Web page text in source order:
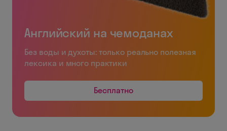
Английский на чемоданах
Без воды и духоты: только реально полезная
лексика и много практики
Бесплатно